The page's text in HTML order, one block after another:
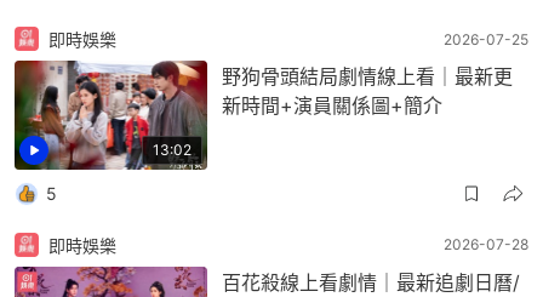
13:02
即時娛樂 2026-07-25
野狗骨頭結局劇情線上看｜最新更
新時間+演員關係圖+簡介
5
即時娛樂 2026-07-28
百花殺線上看劇情｜最新追劇日曆/